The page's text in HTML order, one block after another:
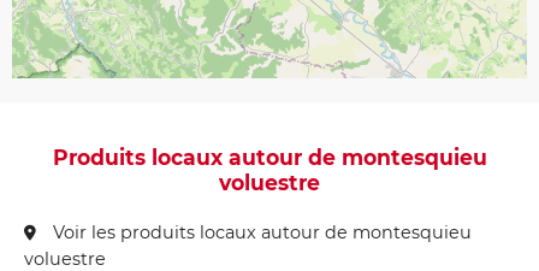
Produits locaux autour de montesquieu
voluestre
Voir les produits locaux autour de montesquieu
voluestre